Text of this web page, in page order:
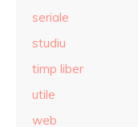
seriale
studiu
timp liber
utile
web